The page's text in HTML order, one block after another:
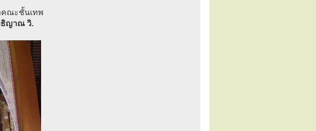
คณะชั้นเทพ
ธิญาณ วิ.